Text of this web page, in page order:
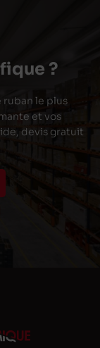
?
le plus
et vos
devis gratuit